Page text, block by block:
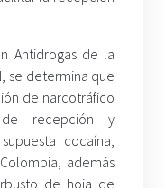
Antidrogas de la
se determina que
de narcotráfico
de recepción y
cocaína,
además
de hoja de